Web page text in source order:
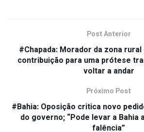
Post Anterior
#Chapada: Morador da zona
contribuição para uma prótese
voltar a andar
Próximo Post
#Bahia: Oposição critica novo
do governo; “Pode levar a Bahia
falência”